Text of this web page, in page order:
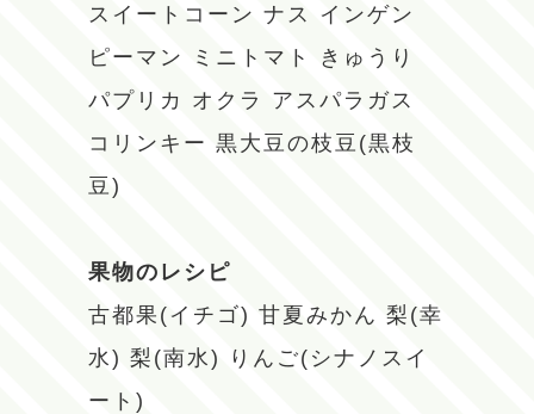
スイートコーン ナス
インゲン
ピーマン
ミニトマト
きゅうり
パプリカ オクラ
アスパラガス
コリンキー 黒大豆の枝豆(黒枝
豆)
果物のレシピ
古都果(イチゴ) 甘夏みかん 梨(幸
水) 梨(南水)
りんご(シナノスイ
ート)